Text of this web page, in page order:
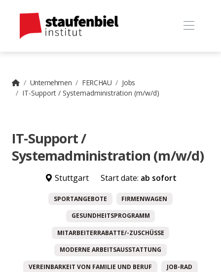
Unternehmen FERCHAU
Jobs
IT-Support / Systemadministration (m/w/d)
IT-Support /
Systemadministration (m/w/d)
Stuttgart Start date: ab sofort
SPORTANGEBOTE FIRMENWAGEN
GESUNDHEITSPROGRAMM
MITARBEITERRABATTE/-ZUSCHÜSSE
MODERNE ARBEITSAUSSTATTUNG
VEREINBARKEIT VON FAMILIE UND BERUF JOB-RAD